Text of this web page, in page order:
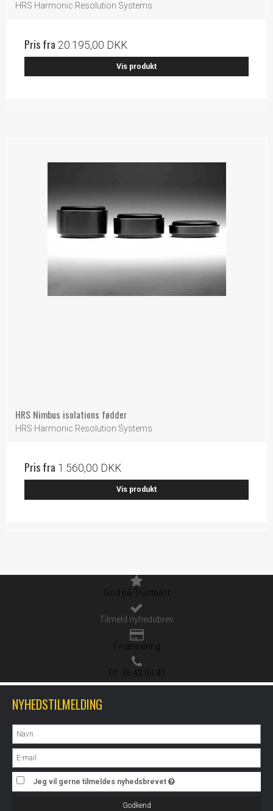
HRS Harmonic Resolution Systems
Pris fra 20.195,00 DKK
Vis produkt
HRS Nimbus isolations fødder
HRS Harmonic Resolution Systems
Pris fra 1.560,00 DKK
Vis produkt
God på Trustpilot
Tilmeld nyhedsbrev
Finansiering
Tlf. 35 42 04 41
NYHEDSTILMELDING
Jeg vil gerne tilmeldes nyhedsbrevet
Godkend